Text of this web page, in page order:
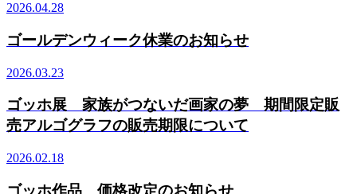
2026.04.28
ゴールデンウィーク休業のお知らせ
2026.03.23
ゴッホ展 家族がつないだ画家の夢 期間限定販
売アルゴグラフの販売期限について
2026.02.18
ゴッホ作品 価格改定のお知らせ